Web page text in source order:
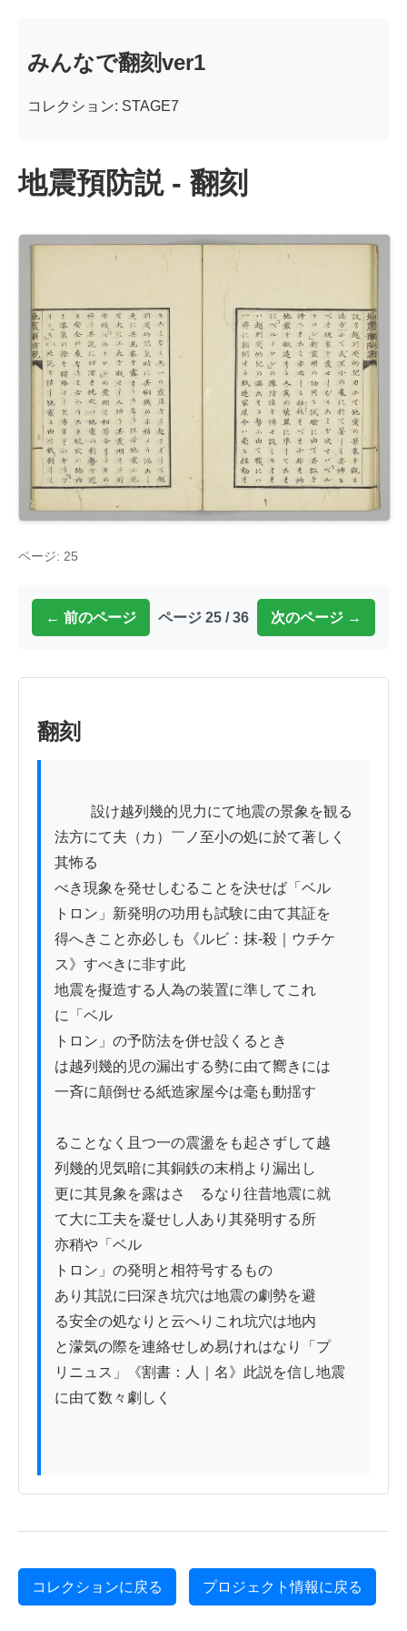
みんなで翻刻ver1
コレクション: STAGE7
地震預防説 - 翻刻
ページ: 25
← 前のページ ページ 25 / 36 次のページ →
翻刻
法方にて夫（カ）￣ノ至小の処に於て著しく
其怖る
べき現象を発せしむることを決せば「ベル
トロン」新発明の功用も試験に由て其証を
得へきこと亦必しも《ルビ：抹-殺｜ウチケ
ス》すべきに非す此
地震を擬造する人為の装置に準してこれ
に「ベル
トロン」の予防法を併せ設くるとき
は越列幾的児の漏出する勢に由て嚮きには
一斉に顛倒せる紙造家屋今は毫も動揺す
ることなく且つ一の震盪をも起さずして越
列幾的児気暗に其銅鉄の末梢より漏出し
更に其見象を露はさゝるなり往昔地震に就
て大に工夫を凝せし人あり其発明する所
亦稍や「ベル
トロン」の発明と相符号するもの
あり其説に曰深き坑穴は地震の劇勢を避
る安全の処なりと云へりこれ坑穴は地内
と濛気の際を連絡せしめ易けれはなり「プ
リニュス」《割書：人｜名》此説を信し地震
に由て数々劇しく
コレクションに戻る プロジェクト情報に戻る